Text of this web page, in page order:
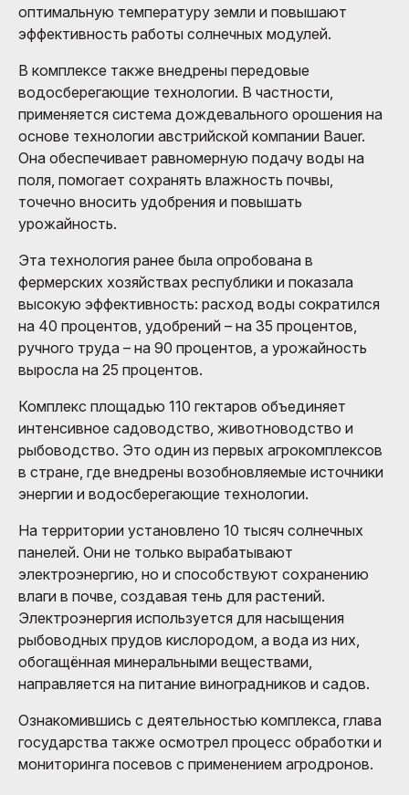
оптимальную температуру земли и повышают
эффективность работы солнечных модулей.
В комплексе также внедрены передовые
водосберегающие технологии. В частности,
применяется система дождевального орошения на
основе технологии австрийской компании Bauer.
Она обеспечивает равномерную подачу воды на
поля, помогает сохранять влажность почвы,
точечно вносить удобрения и повышать
урожайность.
Эта технология ранее была опробована в
фермерских хозяйствах республики и показала
высокую эффективность: расход воды сократился
на 40 процентов, удобрений – на 35 процентов,
ручного труда – на 90 процентов, а урожайность
выросла на 25 процентов.
Комплекс площадью 110 гектаров объединяет
интенсивное садоводство, животноводство и
рыбоводство. Это один из первых агрокомплексов
в стране, где внедрены возобновляемые источники
энергии и водосберегающие технологии.
На территории установлено 10 тысяч солнечных
панелей. Они не только вырабатывают
электроэнергию, но и способствуют сохранению
влаги в почве, создавая тень для растений.
Электроэнергия используется для насыщения
рыбоводных прудов кислородом, а вода из них,
обогащённая минеральными веществами,
направляется на питание виноградников и садов.
Ознакомившись с деятельностью комплекса, глава
государства также осмотрел процесс обработки и
мониторинга посевов с применением агродронов.